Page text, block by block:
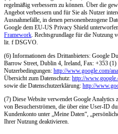
regelmäßig verbessern zu können. Über die
Angebot verbessern und für Sie als Nutzer
Ausnahmefälle, in denen personenbezogene
Google dem EU-US Privacy Shield
Framework. Rechtsgrundlage für die Nutzung
lit. f DSGVO.
(6) Informationen des Drittanbieters: Google
Barrow Street, Dublin 4, Ireland, Fax: +353 (1)
Nutzerbedingungen: http://www.google.com/
Übersicht zum Datenschutz: http://
sowie die Datenschutzerklärung: http://
(7) Diese Website verwendet Google Analytics
von Besucherströmen, die über eine User-ID
Kundenkonto unter „Meine Daten“,
Ihrer Nutzung deaktivieren.